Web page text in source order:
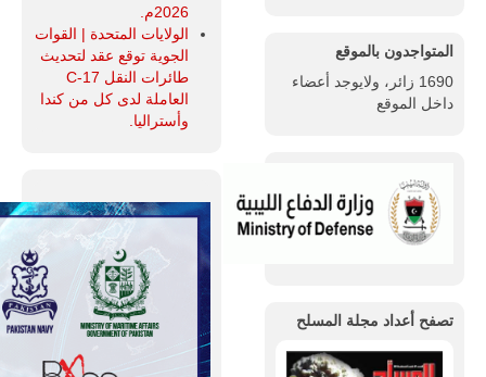
المتواجدون بالموقع
1690 زائر، ولايوجد أعضاء
داخل الموقع
تصفح أعداد مجلة المسلح
2026م.
الولايات المتحدة | القوات
الجوية توقع عقد لتحديث
طائرات النقل C-17
العاملة لدى كل من كندا
وأستراليا.